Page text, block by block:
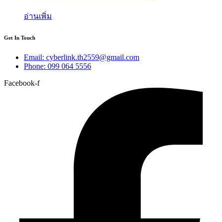
อ่านเพิ่ม
Get In Touch
Email: cyberlink.th2559@gmail.com
Phone: 099 064 5556
Facebook-f